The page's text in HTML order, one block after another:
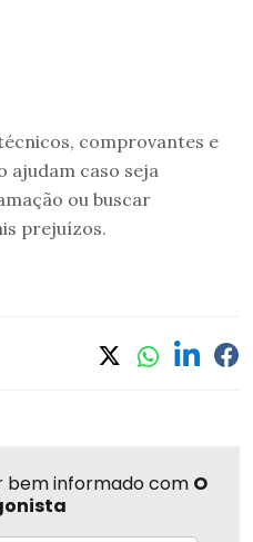
comprovantes e
ajudam caso seja
ou buscar
prejuízos.
bem informado com O